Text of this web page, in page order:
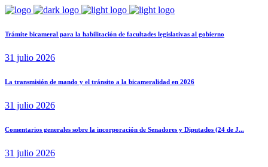
Trámite bicameral para la habilitación de facultades legislativas al gobierno
31 julio 2026
La transmisión de mando y el tránsito a la bicameralidad en 2026
31 julio 2026
Comentarios generales sobre la incorporación de Senadores y Diputados (24 de J...
31 julio 2026